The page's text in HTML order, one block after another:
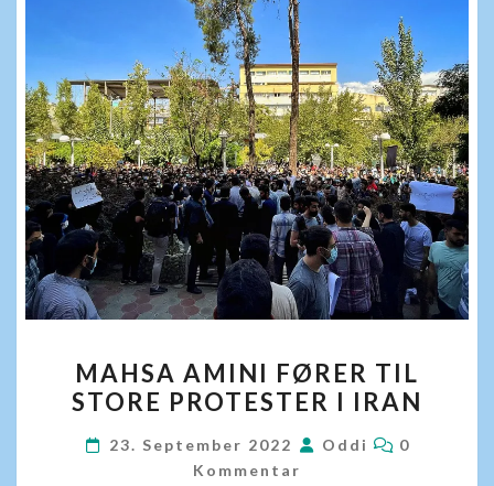
AMINI
FØRER
TIL
STORE
MAHSA AMINI FØRER TIL
STORE PROTESTER I IRAN
23. September 2022 Oddi
0
Kommentar